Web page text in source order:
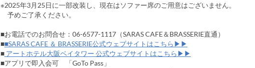
※2025年3月25日に一部改装し、現在はソファー席のご用意はございません。
予めご了承ください。
■お電話でのお問合せ：06-6577-1117（SARAS CAFE＆BRASSERIE直通）
■■SARAS CAFE ＆ BRASSERIE公式ウェブサイトはこちら▶▶
■アートホテル大阪ベイタワー 公式ウェブサイトはこちら▶▶
■アプリで即入会可 「GoTo Pass」